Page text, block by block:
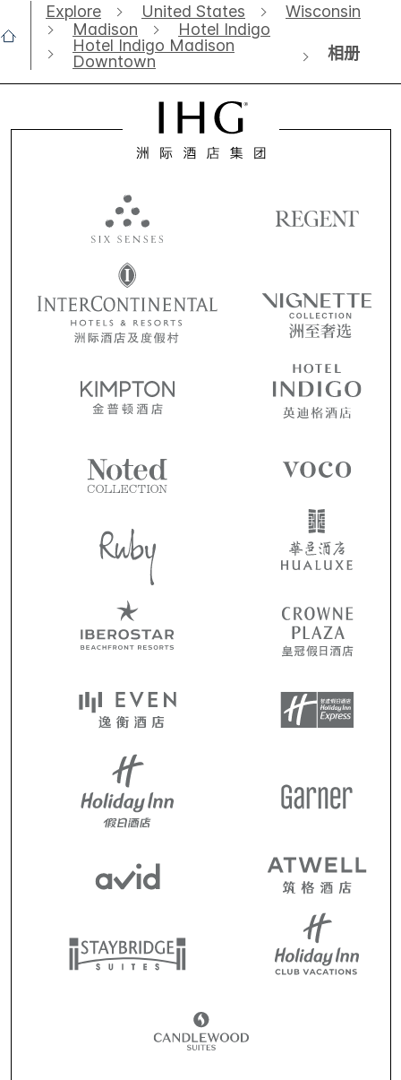
Explore United States
Wisconsin
Madison
Hotel Indigo
Hotel Indigo Madison
Downtown
相册